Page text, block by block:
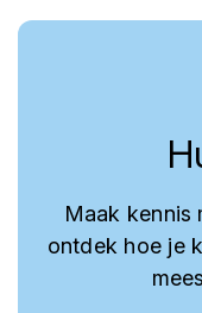
Maak kennis
ontdek hoe je